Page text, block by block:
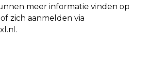
meer informatie vinden op
zich aanmelden via
.